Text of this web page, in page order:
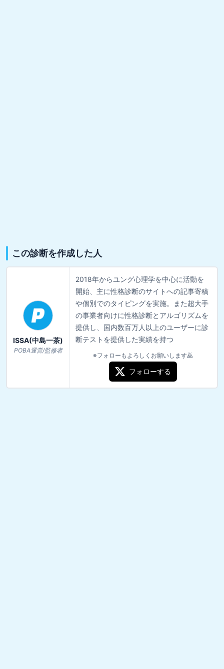
この診断を作成した人
ISSA(中島一茶)
POBA運営/監修者
2018年からユング心理学を中心に活動を
開始、主に性格診断のサイトへの記事寄稿
や個別でのタイピングを実施。また超大手
の事業者向けに性格診断とアルゴリズムを
提供し、国内数百万人以上のユーザーに診
断テストを提供した実績を持つ
※フォローもよろしくお願いします🙇
フォローする